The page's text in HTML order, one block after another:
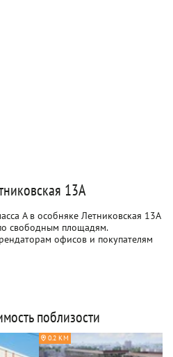
13А
A в особняке Летниковская 13А
свободным площадям.
офисов и покупателям
поблизости
0.2 КМ